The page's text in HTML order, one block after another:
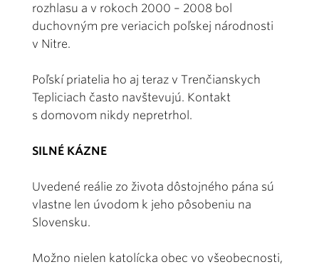
rozhlasu a v rokoch 2000 – 2008 bol
duchovným pre veriacich poľskej národnosti
v Nitre.
Poľskí priatelia ho aj teraz v Trenčianskych
Tepliciach často navštevujú. Kontakt
s domovom nikdy nepretrhol.
SILNÉ KÁZNE
Uvedené reálie zo života dôstojného pána sú
vlastne len úvodom k jeho pôsobeniu na
Slovensku.
Možno nielen katolícka obec vo všeobecnosti,